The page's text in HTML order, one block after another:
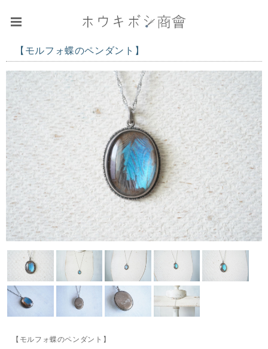
【モルフォ蝶のペンダント】
【モルフォ蝶のペンダント】